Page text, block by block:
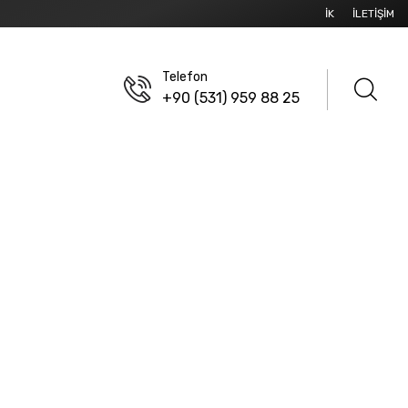
İK İLETIŞIM
Telefon
+90 (531) 959 88 25